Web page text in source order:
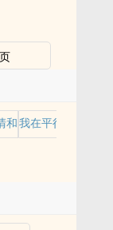
和我在平行世界当王